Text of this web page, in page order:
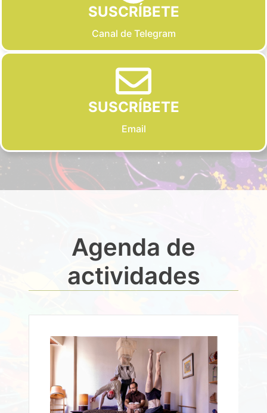
SUSCRÍBETE
Canal de Telegram
SUSCRÍBETE
Email
Agenda de
actividades